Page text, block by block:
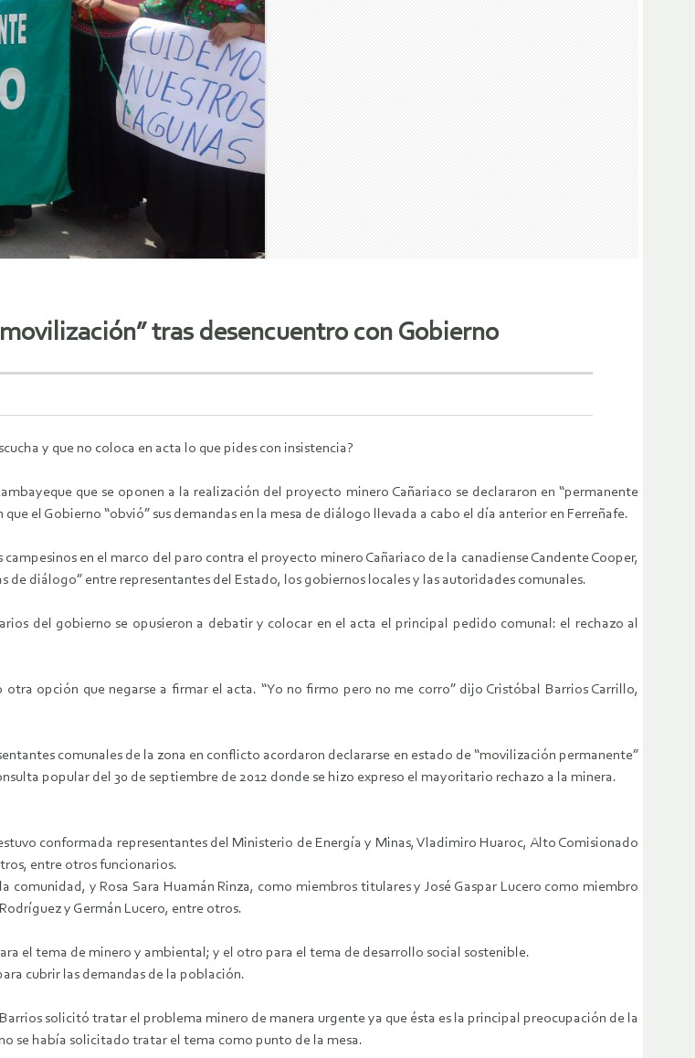
tras desencuentro con Gobierno
y que no coloca en acta lo que pides con insistencia?
que se oponen a la realización del proyecto minero Cañariaco se declararon en “permanente
el Gobierno “obvió” sus demandas en la mesa de diálogo llevada a cabo el día anterior en Ferreñafe.
en el marco del paro contra el proyecto minero Cañariaco de la canadiense Candente Cooper,
de diálogo” entre representantes del Estado, los gobiernos locales y las autoridades comunales.
del gobierno se opusieron a debatir y colocar en el acta el principal pedido comunal: el rechazo al
opción que negarse a firmar el acta. “Yo no firmo pero no me corro” dijo Cristóbal Barrios Carrillo,
comunales de la zona en conflicto acordaron declararse en estado de “movilización permanente”
popular del 30 de septiembre de 2012 donde se hizo expreso el mayoritario rechazo a la minera.
conformada representantes del Ministerio de Energía y Minas, Vladimiro Huaroc, Alto Comisionado
entre otros funcionarios.
comunidad, y Rosa Sara Huamán Rinza, como miembros titulares y José Gaspar Lucero como miembro
y Germán Lucero, entre otros.
el tema de minero y ambiental; y el otro para el tema de desarrollo social sostenible.
cubrir las demandas de la población.
solicitó tratar el problema minero de manera urgente ya que ésta es la principal preocupación de la
se había solicitado tratar el tema como punto de la mesa.